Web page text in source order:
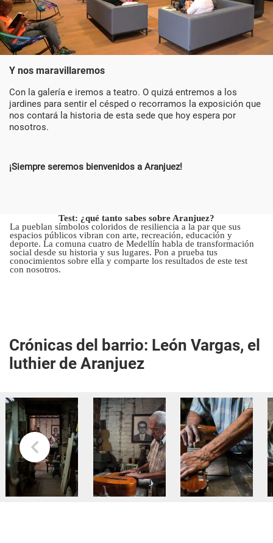
Y nos maravillaremos
Con la galería e iremos a teatro. O quizá entremos a los
jardines para sentir el césped o recorramos la exposición que
nos contará la historia de esta sede que hoy espera por
nosotros.
¡Siempre seremos bienvenidos a Aranjuez!
Test: ¿qué tanto sabes sobre Aranjuez?
La pueblan símbolos coloridos de resiliencia a la par que sus
espacios públicos vibran con arte, recreación, educación y
deporte. La comuna cuatro de Medellín habla de transformación
social desde su historia y sus lugares. Pon a prueba tus
conocimientos sobre ella y comparte los resultados de este test
con nosotros.
Crónicas del barrio: León Vargas, el
luthier de Aranjuez